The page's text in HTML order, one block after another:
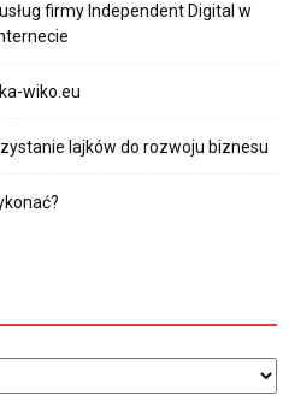
firmy Independent Digital w
wiko.eu
lajków do rozwoju biznesu